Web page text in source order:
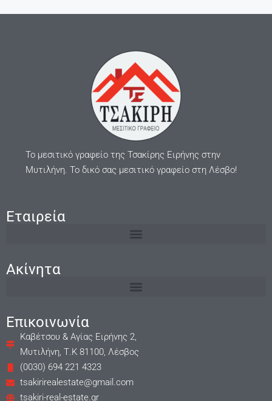
Το μεσιτικό γραφείο της Τσακίρης Ειρήνης στην
Μυτιλήνη. Το δικό σας μεσιτικό γραφείο στη Λέσβο!
Εταιρεία
Ακίνητα
Επικοινωνία
Καβέτσου & Αγίας Ειρήνης 2,
Μυτιλήνη, Τ.Κ 81100, Λέσβος
(0030) 694 221 4323
tsakirirealestate@gmail.com
tsakiri-real-estate.gr